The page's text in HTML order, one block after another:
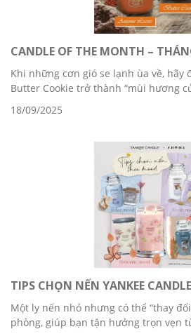
CANDLE OF THE MONTH –
Khi những cơn gió se lạnh ùa về, hãy
Butter Cookie trở thành “mùi hương
18/09/2025
TIPS CHỌN NẾN YANKEE
Một ly nến nhỏ nhưng có thể “thay
phòng, giúp bạn tận hưởng trọn vẹn